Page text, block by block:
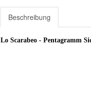
Beschreibung
Lo Scarabeo - Pentagramm